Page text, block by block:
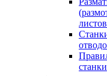
станки